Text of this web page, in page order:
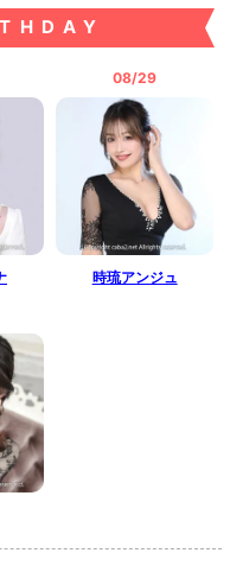
ホットニュース一覧を見る
08/29
時琉アンジュ